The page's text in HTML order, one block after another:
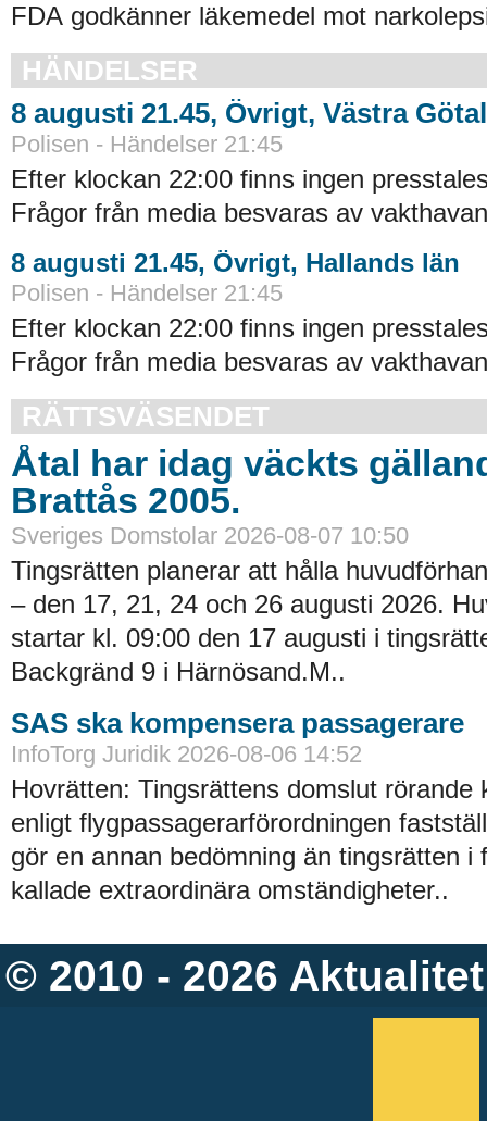
FDA godkänner läkemedel mot
HÄNDELSER
8 augusti 21.45, Övrigt, Västra
Polisen - Händelser 21:45
Efter klockan 22:00 finns ingen
Frågor från media besvaras av
8 augusti 21.45, Övrigt, Hallands län
Polisen - Händelser 21:45
Efter klockan 22:00 finns ingen
Frågor från media besvaras av
RÄTTSVÄSENDET
Åtal har idag väckts
Brattås 2005.
Sveriges Domstolar 2026-08-07 10:50
Tingsrätten planerar att hålla
– den 17, 21, 24 och 26 augusti 2026.
startar kl. 09:00 den 17 augusti i
Backgränd 9 i Härnösand.M..
SAS ska kompensera passagerare
InfoTorg Juridik 2026-08-06 14:52
Hovrätten: Tingsrättens domslut rörande
enligt flygpassagerarförordningen
gör en annan bedömning än tingsrätten i
kallade extraordinära omständigheter..
© 2010 - 2026 Aktualitet